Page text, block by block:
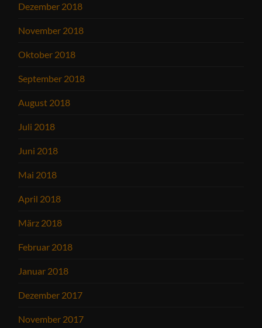
Dezember 2018
November 2018
Oktober 2018
September 2018
August 2018
Juli 2018
Juni 2018
Mai 2018
April 2018
März 2018
Februar 2018
Januar 2018
Dezember 2017
November 2017